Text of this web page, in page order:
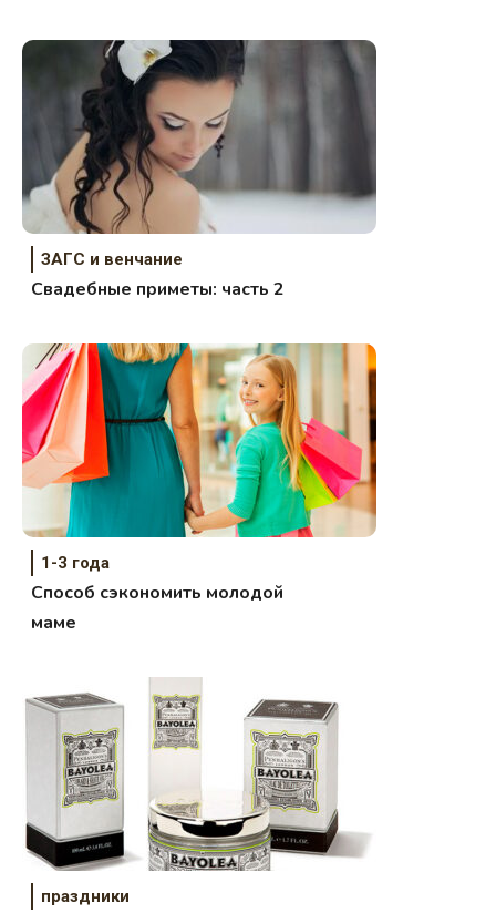
ЗАГС и венчание
Свадебные приметы: часть 2
1-3 года
Способ сэкономить молодой
маме
праздники